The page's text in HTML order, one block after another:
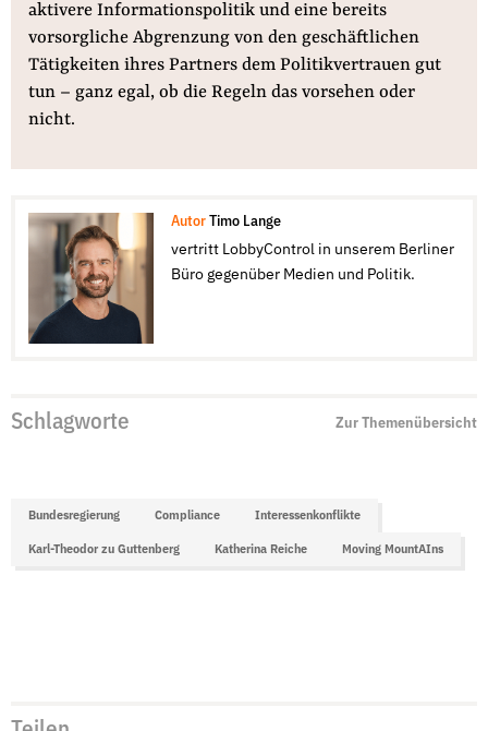
aktivere Informationspolitik und eine bereits
vorsorgliche Abgrenzung von den geschäftlichen
Tätigkeiten ihres Partners dem Politikvertrauen gut
tun – ganz egal, ob die Regeln das vorsehen oder
nicht.
Autor Timo Lange
vertritt LobbyControl in unserem Berliner
Büro gegenüber Medien und Politik.
Schlagworte Zur Themenübersicht
Bundesregierung Compliance Interessenkonflikte
Karl-Theodor zu Guttenberg Katherina Reiche Moving MountAIns